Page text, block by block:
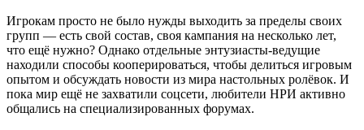
Игрокам просто не было нужды выходить за пределы своих
групп — есть свой состав, своя кампания на несколько лет,
что ещё нужно? Однако отдельные энтузиасты-ведущие
находили способы кооперироваться, чтобы делиться игровым
опытом и обсуждать новости из мира настольных ролёвок. И
пока мир ещё не захватили соцсети, любители НРИ активно
общались на специализированных форумах.